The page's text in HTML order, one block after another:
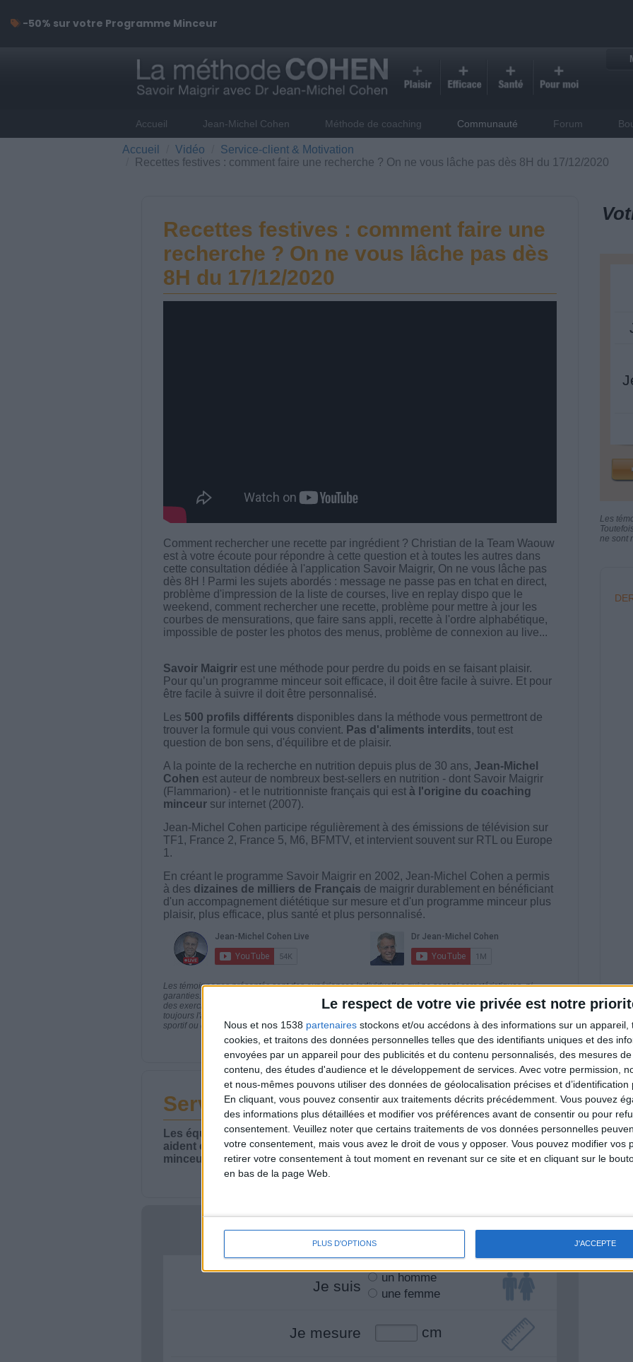
Le respect de votre vie privée est notre
Nous et nos 1538 partenaires stockons et/ou accédons à des informations sur un appareil,
cookies, et traitons des données personnelles telles que des identifiants uniques et des
envoyées par un appareil pour des publicités et du contenu personnalisés, des mesures
contenu, des études d'audience et le développement de services. Avec votre permission,
et nous-mêmes pouvons utiliser des données de géolocalisation précises et d’identification
En cliquant, vous pouvez consentir aux traitements décrits précédemment. Vous pouvez
des informations plus détaillées et modifier vos préférences avant de consentir ou pour
consentement. Veuillez noter que certains traitements de vos données personnelles
votre consentement, mais vous avez le droit de vous y opposer. Vous pouvez modifier vos
retirer votre consentement à tout moment en revenant sur ce site et en cliquant sur le
en bas de la page Web.
PLUS D'OPTIONS J'ACCEPTE
Accueil Jean-Michel Cohen Méthode de coaching Communauté Forum
Accueil Vidéo
Service-client & Motivation
Recettes festives : comment faire une recherche ? On ne vous lâche pas dès 8H du 17/12/2020
Recettes festives : comment faire une
recherche ? On ne vous lâche pas dès
8H du 17/12/2020
Comment rechercher une recette par ingrédient ? Christian de la Team Waouw
est à votre écoute pour répondre à cette question et à toutes les autres dans
cette consultation dédiée à l'application Savoir Maigrir, On ne vous lâche pas
dès 8H ! Parmi les sujets abordés : message ne passe pas en tchat en direct,
problème d'impression de la liste de courses, live en replay dispo que le
weekend, comment rechercher une recette, problème pour mettre à jour les
courbes de mensurations, que faire sans appli, recette à l'ordre alphabétique,
impossible de poster les photos des menus, problème de connexion au live...
Savoir Maigrirest une méthode pour perdre du poids en se faisant plaisir.
Pour qu’un programme minceur soit efficace, il doit être facile à suivre. Et pour
être facile à suivre il doit être personnalisé.
Les 500 profils différents disponibles dans la méthode vous permettront de
trouver la formule qui vous convient. Pas d'aliments interdits, tout est
question de bon sens, d'équilibre et de plaisir.
A la pointe de la recherche en nutrition depuis plus de 30 ans, Jean-Michel
Cohen est auteur de nombreux best-sellers en nutrition - dont Savoir Maigrir
(Flammarion) - et le nutritionniste français qui est à l'origine du coaching
minceursur internet (2007).
Jean-Michel Cohen participe régulièrement à des émissions de télévision sur
TF1, France 2, France 5, M6, BFMTV, et intervient souvent sur RTL ou Europe
1.
En créant le programme Savoir Maigrir en 2002, Jean-Michel Cohen a permis
à des dizaines de milliers de Français de maigrir durablement en bénéficiant
d'un accompagnement diététique sur mesure et d'un programme minceur plus
plaisir, plus efficace, plus santé et plus personnalisé.
Les témoignages présentés sont des expériences individuelles qui ne sont ni caractéristiques, ni
garanties. Comme pour tout programme de rééquilibrage alimentaire, des plans de repas contrôlés et
des exercices physiques réguliers sont nécessaires pour perdre du poids à long terme. Demandez
toujours l'avis de votre médecin traitant avant d'entreprendre un régime amincissant, un programme
sportif ou de modifier vos habitudes nutritionnelles.
Service-client & Motivation
Les équipes du Service-client et de la Communauté Savoir Maigrir vous
aident chaque semaine à vous rapprocher sereinement de votre objectif
minceur.
Votre bilan minceur
Je suis
un homme
une femme
Je mesure cm
Les
ne sont
-50% sur votre Programme Minceur